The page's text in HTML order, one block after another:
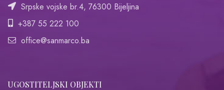
Srpske vojske br.4, 76300 Bijeljina
+387 55 222 100
office@sanmarco.ba
UGOSTITELJSKI OBJEKTI